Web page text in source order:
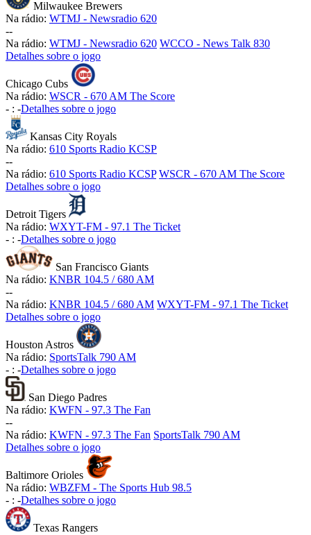
Milwaukee Brewers
Na rádio: WTMJ - Newsradio 620
--
Na rádio: WTMJ - Newsradio 620 WCCO - News Talk 830
Detalhes sobre o jogo
Chicago Cubs
Na rádio: WSCR - 670 AM The Score
- : -Detalhes sobre o jogo
Kansas City Royals
Na rádio: 610 Sports Radio KCSP
--
Na rádio: 610 Sports Radio KCSP WSCR - 670 AM The Score
Detalhes sobre o jogo
Detroit Tigers
Na rádio: WXYT-FM - 97.1 The Ticket
- : -Detalhes sobre o jogo
San Francisco Giants
Na rádio: KNBR 104.5 / 680 AM
--
Na rádio: KNBR 104.5 / 680 AM WXYT-FM - 97.1 The Ticket
Detalhes sobre o jogo
Houston Astros
Na rádio: SportsTalk 790 AM
- : -Detalhes sobre o jogo
San Diego Padres
Na rádio: KWFN - 97.3 The Fan
--
Na rádio: KWFN - 97.3 The Fan SportsTalk 790 AM
Detalhes sobre o jogo
Baltimore Orioles
Na rádio: WBZFM - The Sports Hub 98.5
- : -Detalhes sobre o jogo
Texas Rangers